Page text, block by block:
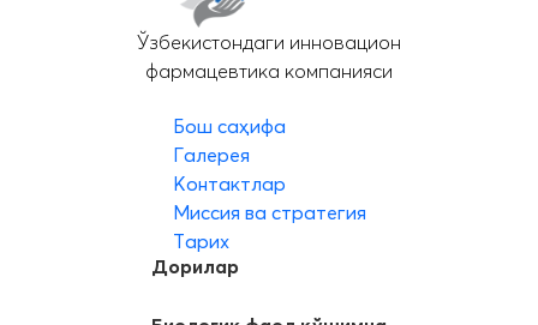
Ўзбекистондаги инновацион
фармацевтика компанияси
Бош саҳифа
Галерея
Контактлар
Миссия ва стратегия
Тарих
Дорилар